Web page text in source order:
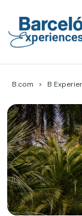
content
B.com B